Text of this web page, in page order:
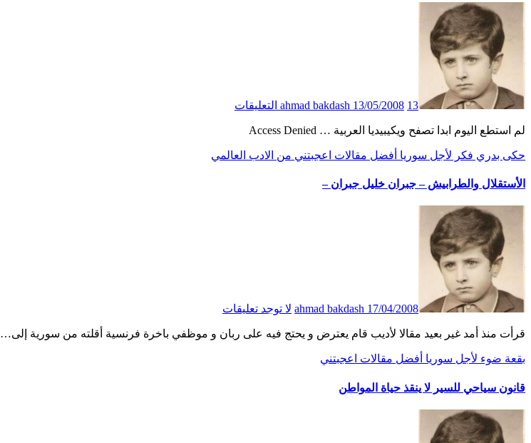
ahmad bakdash 13/05/2008 13 التعليقات
لم استطع اليوم ابدا تصفح ويكيبيديا العربية … Access Denied
حكى بدري فكر لأجل سوريا أفضل مقالات اعجبتني من الادب العالمي
الأستقلال والطرابيش – جبران خليل جبران –
ahmad bakdash 17/04/2008 لا توجد تعليقات
قرأت منذ أمد غير بعيد مقالا لأديب قام يعترض و يحتج فيه على ربان و موظفي باخرة فرنسية أقلته من سورية إلى…
بقعة ضوء لأجل سوريا أفضل مقالات اعجبتني
قانون سياحي للسير لا ينقذ حياة المواطن